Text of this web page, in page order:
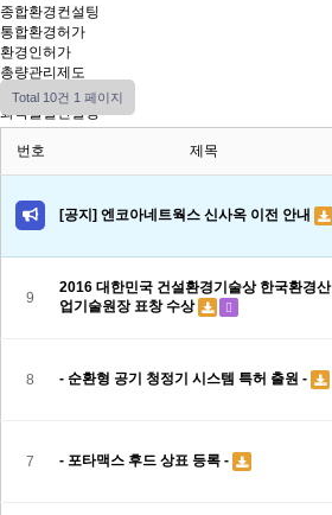
종합환경컨설팅
통합환경허가
환경인허가
총량관리제도
자료실
화학물질컨설팅
화학사고
예방관리계획서
설치검사
장외/위해
관리프로그램(WCMS)
(제조업)유해위험방지
환경전문공사
컨설팅
Total 10건 1 페이지
번호 제목
[공지] 엔코아네트웍스 신사옥 이전 안내
9
2016 대한민국 건설환경기술상 한국환경산
업기술원장 표창 수상
8 - 순환형 공기 청정기 시스템 특허 출원 -
7 - 포타맥스 후드 상표 등록 -